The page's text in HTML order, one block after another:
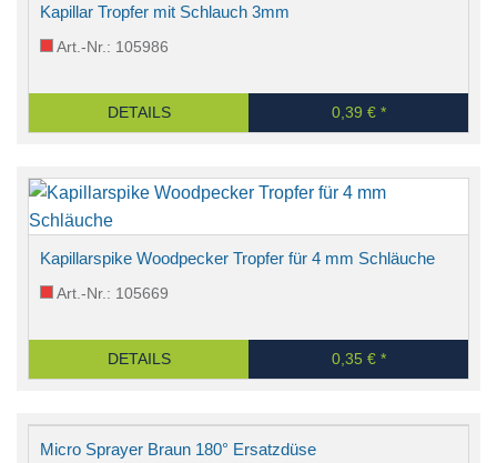
Kapillar Tropfer mit Schlauch 3mm
Art.-Nr.: 105986
DETAILS 0,39 € *
Kapillarspike Woodpecker Tropfer für 4 mm Schläuche
Art.-Nr.: 105669
DETAILS 0,35 € *
Micro Sprayer Braun 180° Ersatzdüse